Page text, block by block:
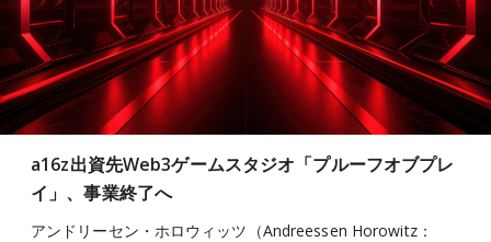
a16z出資先Web3ゲームスタジオ「プルーフオブプレ
イ」、事業終了へ
アンドリーセン・ホロウィッツ（Andreessen Horowitz：